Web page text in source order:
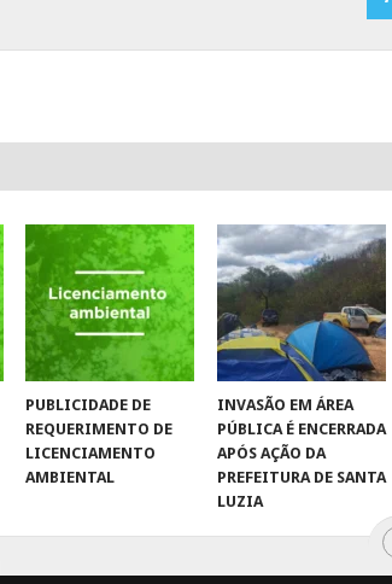
PUBLICIDADE DE
REQUERIMENTO DE
LICENCIAMENTO
AMBIENTAL
INVASÃO EM ÁREA
PÚBLICA É ENCERRADA
APÓS AÇÃO DA
PREFEITURA DE SANTA
LUZIA